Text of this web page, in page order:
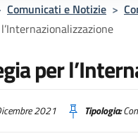
Comunicati e Notizie >
per
2021 Tipologia: